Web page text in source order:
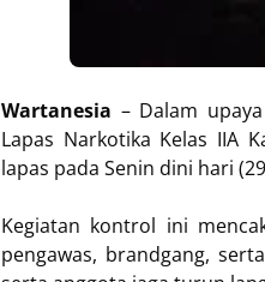
Wartanesia – Dalam
Lapas Narkotika Kelas IIA
lapas pada Senin dini hari
Kegiatan kontrol ini
pengawas, brandgang,